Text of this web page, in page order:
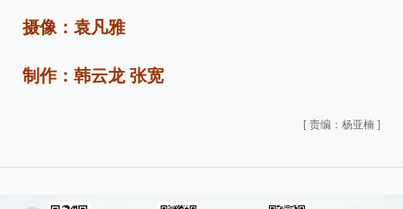
摄像：袁凡雅
制作：韩云龙 张宽
[ 责编：杨亚楠 ]